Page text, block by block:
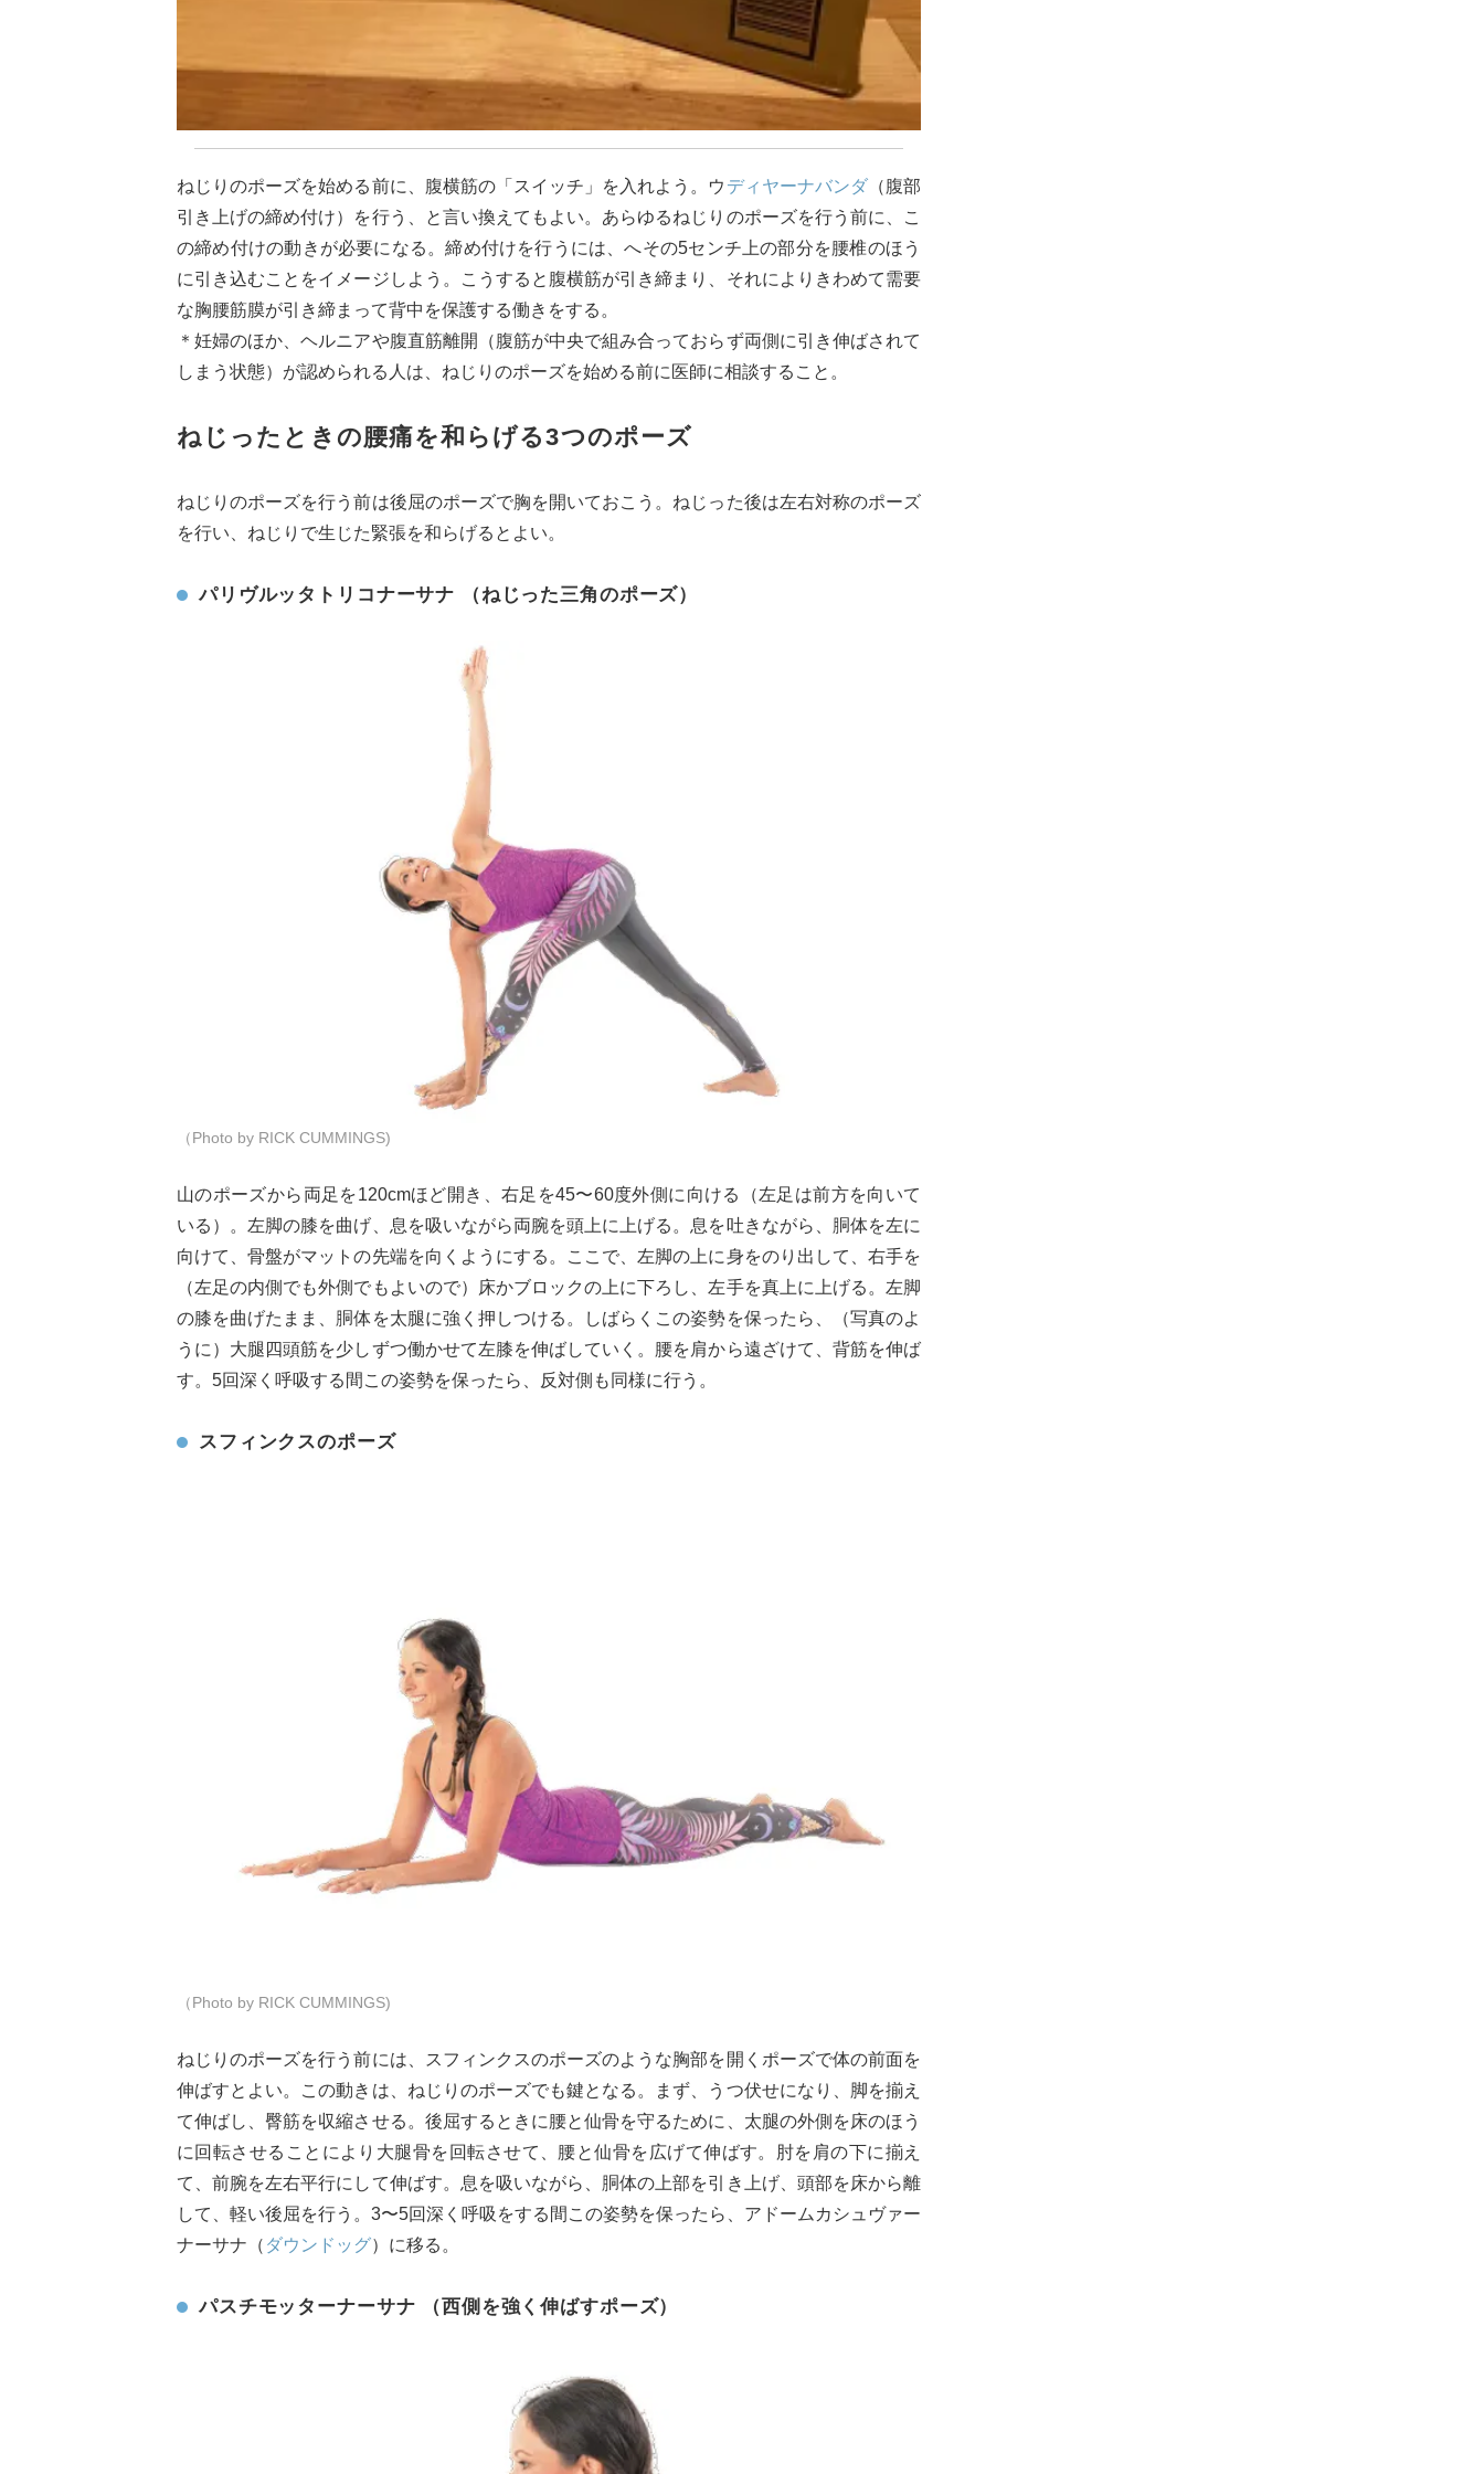
ねじりのポーズを始める前に、腹横筋の「スイッチ」を入れよう。ウ ディヤーナバンダ（腹部
引き上げの締め付け）を行う、と言い換えてもよい。あらゆるねじりのポーズを行う前に、こ
の締め付けの動きが必要になる。締め付けを行うには、へその5センチ上の部分を腰椎のほう
に引き込むことをイメージしよう。こうすると腹横筋が引き締まり、それによりきわめて需要
な胸腰筋膜が引き締まって背中を保護する働きをする。
＊妊婦のほか、ヘルニアや腹直筋離開（腹筋が中央で組み合っておらず両側に引き伸ばされて
しまう状態）が認められる人は、ねじりのポーズを始める前に医師に相談すること。
ねじったときの腰痛を和らげる3つのポーズ
ねじりのポーズを行う前は後屈のポーズで胸を開いておこう。ねじった後は左右対称のポーズ
を行い、ねじりで生じた緊張を和らげるとよい。
パリヴルッタトリコナーサナ （ねじった三角のポーズ）
（Photo by RICK CUMMINGS)
山のポーズから両足を120cmほど開き、右足を45〜60度外側に向ける（左足は前方を向いて
いる）。左脚の膝を曲げ、息を吸いながら両腕を頭上に上げる。息を吐きながら、胴体を左に
向けて、骨盤がマットの先端を向くようにする。ここで、左脚の上に身をのり出して、右手を
（左足の内側でも外側でもよいので）床かブロックの上に下ろし、左手を真上に上げる。左脚
の膝を曲げたまま、胴体を太腿に強く押しつける。しばらくこの姿勢を保ったら、（写真のよ
うに）大腿四頭筋を少しずつ働かせて左膝を伸ばしていく。腰を肩から遠ざけて、背筋を伸ば
す。5回深く呼吸する間この姿勢を保ったら、反対側も同様に行う。
スフィンクスのポーズ
（Photo by RICK CUMMINGS)
ねじりのポーズを行う前には、スフィンクスのポーズのような胸部を開くポーズで体の前面を
伸ばすとよい。この動きは、ねじりのポーズでも鍵となる。まず、うつ伏せになり、脚を揃え
て伸ばし、臀筋を収縮させる。後屈するときに腰と仙骨を守るために、太腿の外側を床のほう
に回転させることにより大腿骨を回転させて、腰と仙骨を広げて伸ばす。肘を肩の下に揃え
て、前腕を左右平行にして伸ばす。息を吸いながら、胴体の上部を引き上げ、頭部を床から離
して、軽い後屈を行う。3〜5回深く呼吸をする間この姿勢を保ったら、アドームカシュヴァー
ナーサナ（ ダウンドッグ）に移る。
パスチモッターナーサナ （西側を強く伸ばすポーズ）